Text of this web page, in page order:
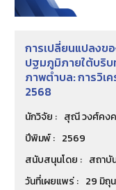
การเปลี่ยนแปลงข
ปฐมภูมิภายใต้บริบ
ภาพตำบล: การวิเ
2568
นักวิจัย : สุณี วงศ์คงค
ปีพิมพ์ : 2569
สนับสนุนโดย : สถาบั
วันที่เผยแพร่ : 29 มิถุ